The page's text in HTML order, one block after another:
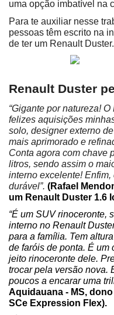
uma opção imbatível na
Para te auxiliar nesse
pessoas têm escrito na
de ter um Renault
Renault Duster
“Gigante por natureza!
felizes aquisições
solo, designer externo
mais aprimorado e
Conta agora com chave
litros, sendo assim o
interno excelente!
durável”. (Rafael
um Renault Duster 1.6
“É um SUV rinoceronte,
interno no Renault
para a família. Tem
de faróis de ponta. É um
jeito rinoceronte dele.
trocar pela versão nova.
poucos a encarar uma
Aquidauana - MS,
SCe Expression Flex).